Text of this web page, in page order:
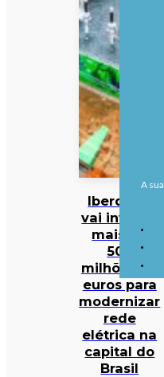
Iberdrola
vai investir
mais de
500
milhões de
euros para
modernizar
rede
elétrica na
capital do
Brasil
A